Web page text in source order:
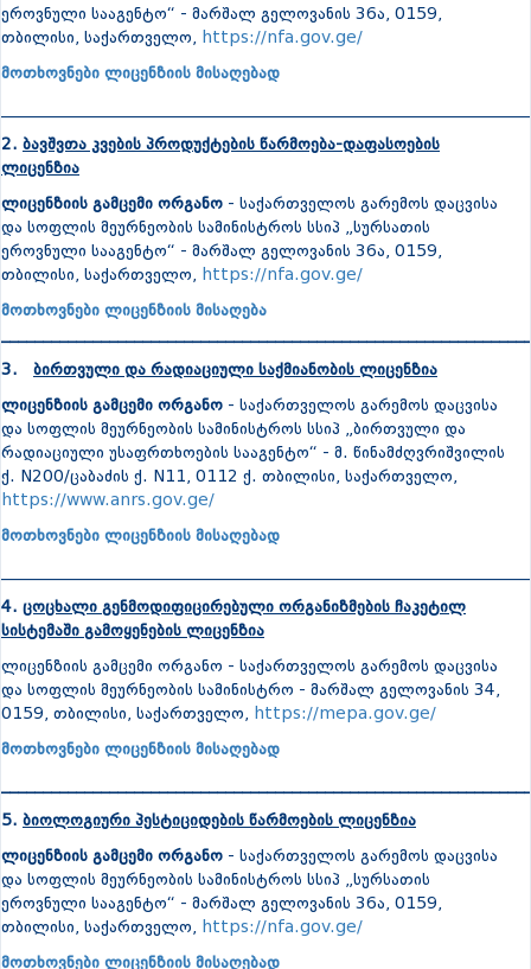
ეროვნული სააგენტო“ - მარშალ გელოვანის 36ა, 0159,
თბილისი, საქართველო, https://nfa.gov.ge/
მოთხოვნები ლიცენზიის მისაღებად
2. ბავშვთა კვების პროდუქტების წარმოება-დაფასოების
ლიცენზია
ლიცენზიის გამცემი ორგანო - საქართველოს გარემოს დაცვისა
და სოფლის მეურნეობის სამინისტროს სსიპ „სურსათის
ეროვნული სააგენტო“ - მარშალ გელოვანის 36ა, 0159,
თბილისი, საქართველო, https://nfa.gov.ge/
მოთხოვნები ლიცენზიის მისაღება
3. ბირთვული და რადიაციული საქმიანობის ლიცენზია
ლიცენზიის გამცემი ორგანო - საქართველოს გარემოს დაცვისა
და სოფლის მეურნეობის სამინისტროს სსიპ „ბირთვული და
რადიაციული უსაფრთხოების სააგენტო“ - მ. წინამძღვრიშვილის
ქ. N200/ცაბაძის ქ. N11, 0112 ქ. თბილისი, საქართველო,
https://www.anrs.gov.ge/
მოთხოვნები ლიცენზიის მისაღებად
4. ცოცხალი გენმოდიფიცირებული ორგანიზმების ჩაკეტილ
სისტემაში გამოყენების ლიცენზია
ლიცენზიის გამცემი ორგანო - საქართველოს გარემოს დაცვისა
და სოფლის მეურნეობის სამინისტრო - მარშალ გელოვანის 34,
0159, თბილისი, საქართველო, https://mepa.gov.ge/
მოთხოვნები ლიცენზიის მისაღებად
5. ბიოლოგიური პესტიციდების წარმოების ლიცენზია
ლიცენზიის გამცემი ორგანო - საქართველოს გარემოს დაცვისა
და სოფლის მეურნეობის სამინისტროს სსიპ „სურსათის
ეროვნული სააგენტო“ - მარშალ გელოვანის 36ა, 0159,
თბილისი, საქართველო, https://nfa.gov.ge/
მოთხოვნები ლიცენზიის მისაღებად